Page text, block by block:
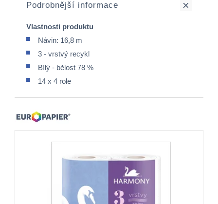
Podrobnější informace
Vlastnosti produktu
Návin: 16,8 m
3 - vrstvý recykl
Bílý - bělost 78 %
14 x 4 role